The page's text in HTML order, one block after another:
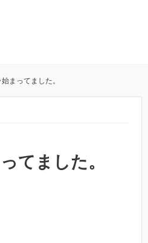
まってました。
てました。